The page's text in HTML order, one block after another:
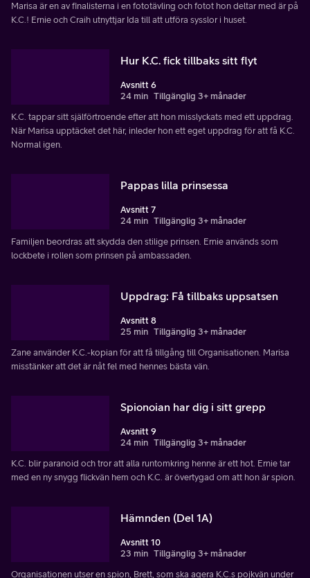
Marisa är en av finalisterna i en fototävling och fotot hon deltar med är på
K.C.! Ernie och Craih utnyttjar Ida till att utföra sysslor i huset.
Hur K.C. fick tillbaks sitt flyt
Avsnitt 6
24 min Tillgänglig 3+ månader
K.C. tappar sitt själförtroende efter att hon misslyckats med ett uppdrag.
När Marisa upptäcket det här, inleder hon ett eget uppdrag för att få K.C.
Normal igen.
Pappas lilla prinsessa
Avsnitt 7
24 min Tillgänglig 3+ månader
Familjen beordras att skydda den stilige prinsen. Ernie används som
lockbete i rollen som prinsen på ambassaden.
Uppdrag: Få tillbaks uppsatsen
Avsnitt 8
25 min Tillgänglig 3+ månader
Zane använder K.C.-kopian för att få tillgång till Organisationen. Marisa
misstänker att det är nåt fel med hennes bästa vän.
Spionoian har dig i sitt grepp
Avsnitt 9
24 min Tillgänglig 3+ månader
K.C. blir paranoid och tror att alla runtomkring henne är ett hot. Ernie tar
med en ny snygg flickvän hem och K.C. är övertygad om att hon är spion.
Hämnden (Del 1A)
Avsnitt 10
23 min Tillgänglig 3+ månader
Organisationen utser en spion, Brett, som ska agera K.C.s pojkvän under